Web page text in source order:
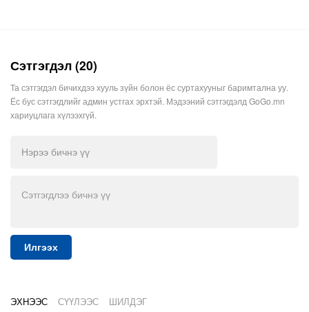
Сэтгэгдэл (20)
Та сэтгэгдэл бичихдээ хууль зүйн болон ёс суртахууныг баримтална уу.
Ёс бус сэтгэгдлийг админ устгах эрхтэй. Мэдээний сэтгэгдэлд GoGo.mn
хариуцлага хүлээхгүй.
Илгээх
ЭХНЭЭС СҮҮЛЭЭС ШИЛДЭГ